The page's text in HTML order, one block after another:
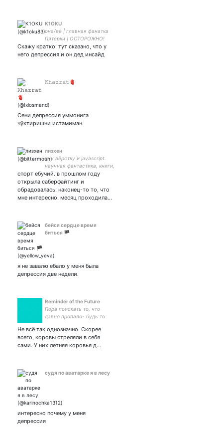
K1OKU
она/её | главная фанатка
Пятёрки | ОСТОРОЖНО!
ЗЛАЯ АБЬЮЗЕРКА
Скажу кратко: тут сказано, что у
него депрессия и он дед инсайд
𝙺𝚑𝚊𝚣𝚛𝚊𝚝🫀
Сени депрессия уммонига
чўктиришни истамиман.
лизхен
учу вёрстку и javascript.
научная фантастика, книги,
сибирь, горькие думы.
плохая русская. unbent,
unbroken, unbowed
спорт ебучий. в прошлом году
открыла саберфайтинг и
обрадовалась: наконец-то то, что
мне интересно. месяц проходила…
бейся сердце время
биться 🏴
я не завалю ебало у меня была
депрессия две недели.
Reminder of the Future
Пора поискать то, что
давно пропало- будь то
жизни.
Не всё так однозначно. Скорее
всего, коровы стреляли в себя
сами. У них летняя коровья д…
судя по аватарке я в лесу
интересно почему у меня
депрессия